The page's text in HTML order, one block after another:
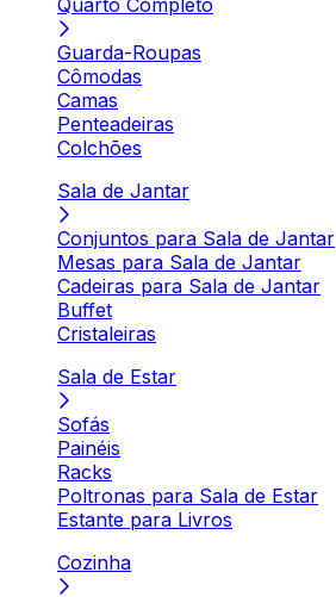
Quarto Completo
Guarda-Roupas
Cômodas
Camas
Penteadeiras
Colchões
Sala de Jantar
Conjuntos para Sala de Jantar
Mesas para Sala de Jantar
Cadeiras para Sala de Jantar
Buffet
Cristaleiras
Sala de Estar
Sofás
Painéis
Racks
Poltronas para Sala de Estar
Estante para Livros
Cozinha